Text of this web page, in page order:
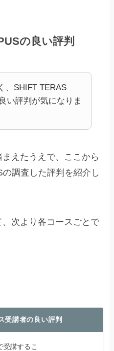
の良い評判
、SHIFT TERAS
い評判が気になりま
えたうえで、ここから
調査した評判を紹介し
次より各コースごとで
受講者の良い評判
受講するこ